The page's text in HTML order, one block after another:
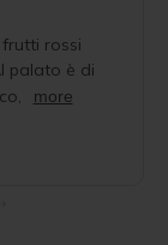
rossi
palato è di
more